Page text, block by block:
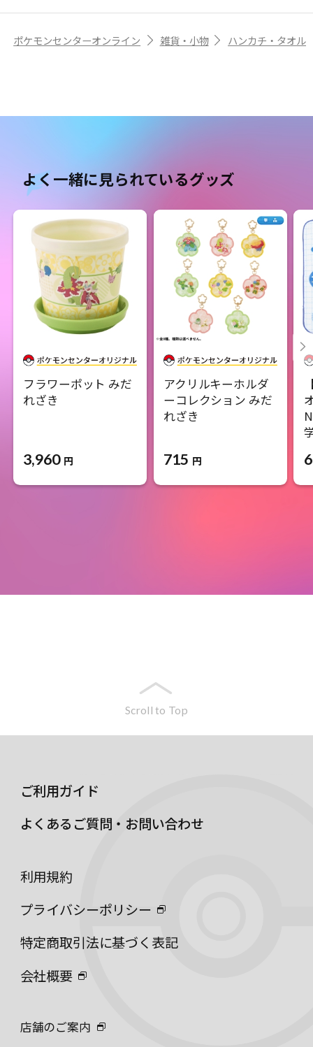
ポケモンセンターオンライン 雑貨・小物 ハンカチ・タオル
よく一緒に見られているグッズ
フラワーポット みだ
れざき
3,960 円
アクリルキーホルダ
ーコレクション みだ
れざき
715 円
Scroll to Top
ご利用ガイド
よくあるご質問・お問い合わせ
利用規約
プライバシーポリシー
特定商取引法に基づく表記
会社概要
店舗のご案内